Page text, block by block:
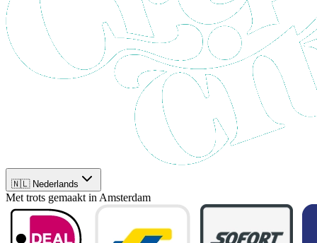
🇳🇱 Nederlands
Met trots gemaakt in Amsterdam